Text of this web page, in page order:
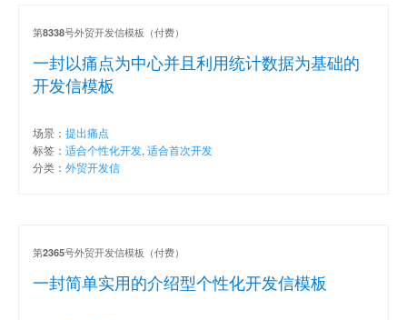
一封以痛点为中心并且利用统计数据为基础的
开发信模板
第8338号外贸开发信模板（付费）
场景： 提出痛点
标签： 适合个性化开发, 适合首次开发
分类： 外贸开发信
一封简单实用的介绍型个性化开发信模板
第2365号外贸开发信模板（付费）